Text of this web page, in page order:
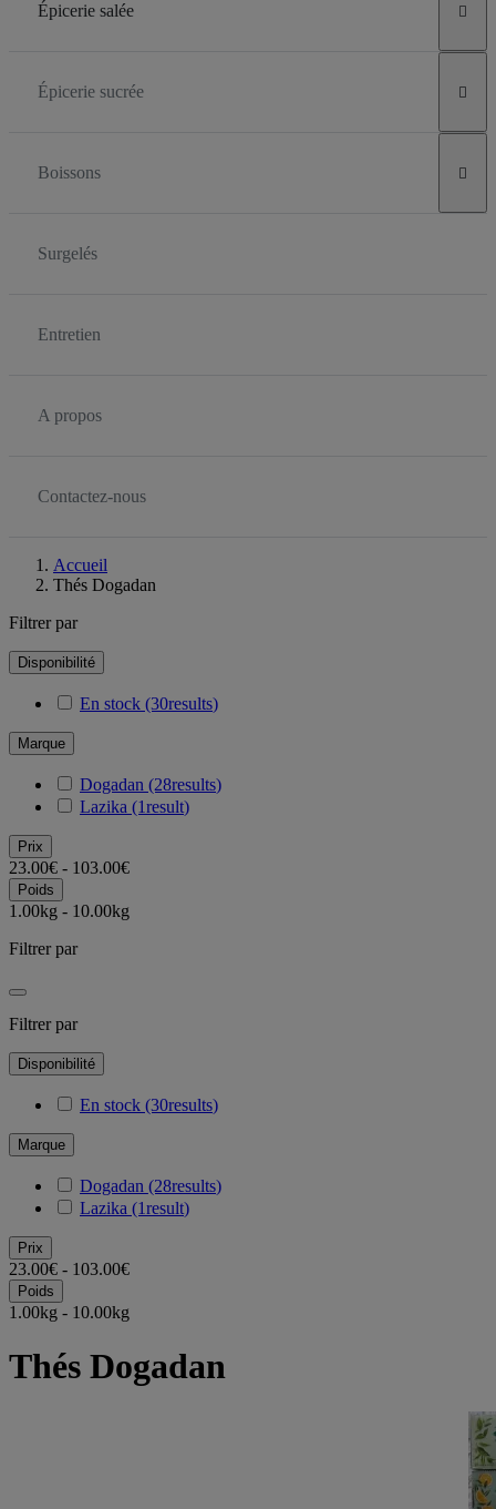
Épicerie salée 
Épicerie sucrée 
Boissons 
Surgelés
Entretien
A propos
Contactez-nous
Accueil
Thés Dogadan
Filtrer par
Disponibilité
En stock (30results)
Marque
Dogadan (28results)
Lazika (1result)
Prix
23.00€ - 103.00€
Poids
1.00kg - 10.00kg
Filtrer par
Filtrer par
Disponibilité
En stock (30results)
Marque
Dogadan (28results)
Lazika (1result)
Prix
23.00€ - 103.00€
Poids
1.00kg - 10.00kg
Thés Dogadan